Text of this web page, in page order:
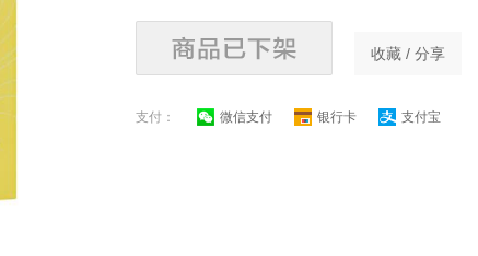
收藏 / 分享
支付： 微信支付 银行卡 支付宝